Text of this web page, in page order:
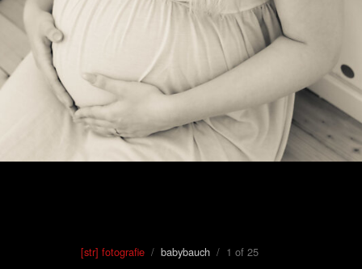
[str] fotografie / babybauch / 1 of 25